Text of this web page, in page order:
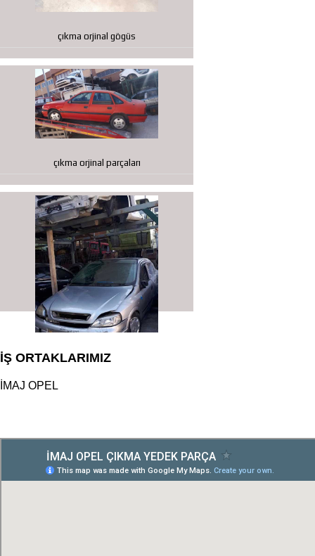
çıkma orjinal gögüs
çıkma orjinal parçaları
İŞ ORTAKLARIMIZ
İMAJ OPEL